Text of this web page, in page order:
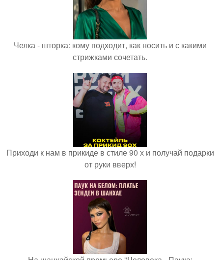
Челка - шторка: кому подходит, как носить и с какими
стрижками сочетать.
Приходи к нам в прикиде в стиле 90 х и получай подарки
от руки вверх!